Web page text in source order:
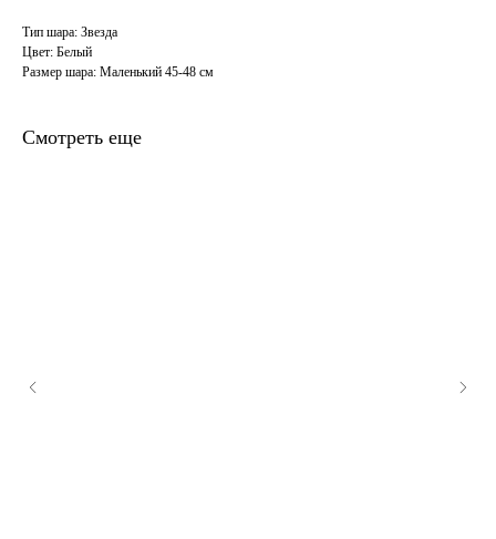
Тип шара: Звезда
Цвет: Белый
Размер шара: Маленький 45-48 см
Смотреть еще